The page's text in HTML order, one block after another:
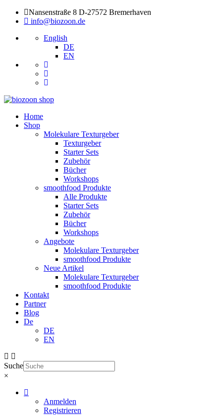
Nansenstraße 8 D-27572 Bremerhaven
info@biozoon.de
English
DE
EN
Home
Shop
Molekulare Texturgeber
Texturgeber
Starter Sets
Zubehör
Bücher
Workshops
smoothfood Produkte
Alle Produkte
Starter Sets
Zubehör
Bücher
Workshops
Angebote
Molekulare Texturgeber
smoothfood Produkte
Neue Artikel
Molekulare Texturgeber
smoothfood Produkte
Kontakt
Partner
Blog
De
DE
EN
Suche
×
Anmelden
Registrieren